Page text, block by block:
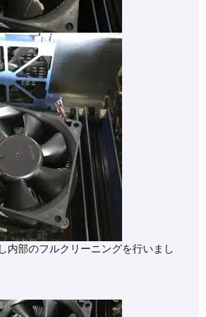
内部のフルクリーニングを行いまし